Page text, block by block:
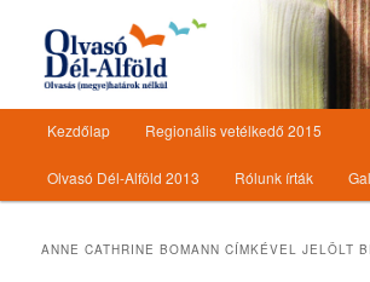
Olvasó Dél-Alföld
Olvasásnépszerűsítő programsorozat
Tovább az elsődleges tartalomra
Tovább a másodlagos tartalomra
Kezdőlap Regionális vetélkedő 2015
Olvasó Dél-Alföld 2013 Rólunk írták
ANNE CATHRINE BOMANN CÍMKÉVEL JELÖLT